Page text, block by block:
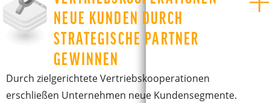
NEUE KUNDEN DURCH
STRATEGISCHE PARTNER
GEWINNEN
Durch zielgerichtete Vertriebskooperationen
erschließen Unternehmen neue Kundensegmente.